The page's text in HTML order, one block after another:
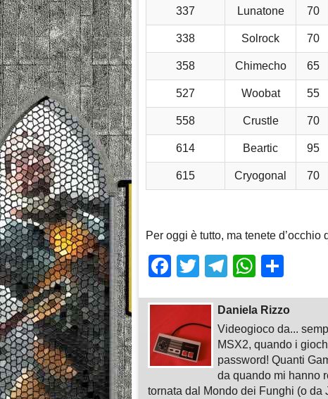
337 Lunatone 70
338 Solrock 70
358 Chimecho 65
527 Woobat 55
558 Crustle 70
614 Beartic 95
615 Cryogonal 70
Per oggi è tutto, ma tenete
Facebook
TwitterTelegram
Daniela Rizzo
Videogioco da...
MSX2, quando i
password! Quanti
da quando mi hanno
tornata dal Mondo dei Funghi (o da